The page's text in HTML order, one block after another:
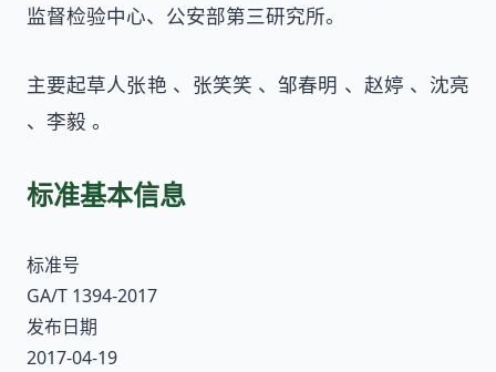
监督检验中心、公安部第三研究所。
主要起草人张艳 、张笑笑 、邹春明 、赵婷 、沈亮
、李毅 。
标准基本信息
标准号
GA/T 1394-2017
发布日期
2017-04-19